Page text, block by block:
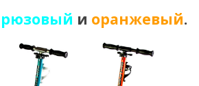
и оранжевый.